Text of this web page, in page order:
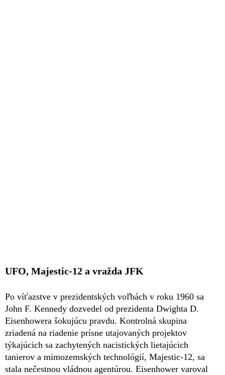
UFO, Majestic-12 a vražda JFK
Po víťazstve v prezidentských voľbách v roku 1960 sa
John F. Kennedy dozvedel od prezidenta Dwighta D.
Eisenhowera šokujúcu pravdu. Kontrolná skupina
zriadená na riadenie prísne utajovaných projektov
týkajúcich sa zachytených nacistických lietajúcich
tanierov a mimozemských technológií, Majestic-12, sa
stala nečestnou vládnou agentúrou. Eisenhower varoval